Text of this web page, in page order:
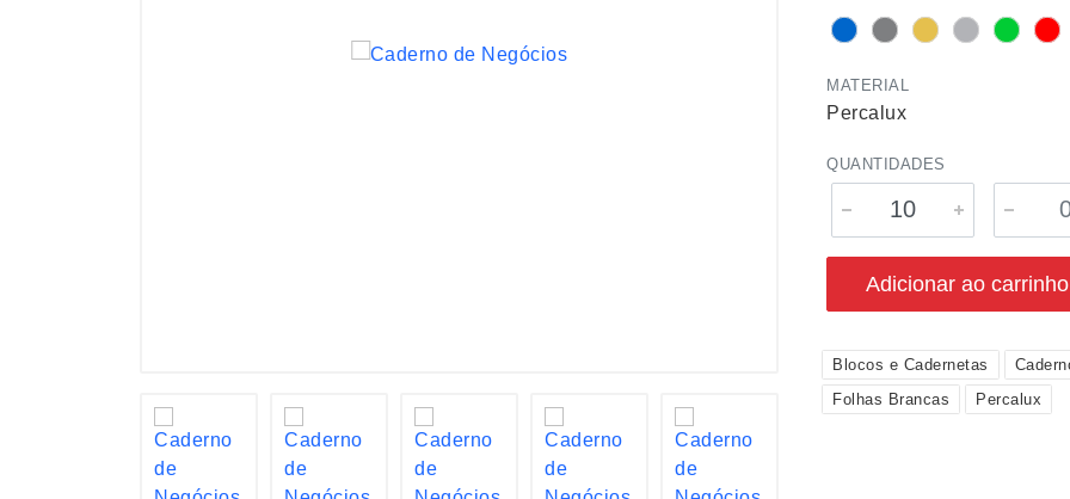
MATERIAL
Percalux
QUANTIDADES
Adicionar ao carrinho
Blocos e Cadernetas
Folhas Brancas
Percalux